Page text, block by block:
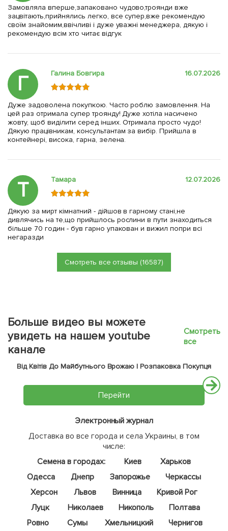
Замовляла вперше,запаковано чудово,троянди вже
зацвітають,прийнялись легко, все супер,вже рекомендую
своїм знайомим,ввічливі і дуже уважні менеджера, дякую і
рекомендую всім хто читає відгук
Г Галина Бовгира 16.07.2026
Дуже задоволена покупкою. Часто роблю замовлення. На
цей раз отримала супер троянду! Дуже хотіла насичено
жовту, щоб виділити серед інших. Отримала просто чудо!
Дякую працівникам, консультантам за вибір. Прийшла в
контейнері, висока, гарна, зелена.
Т Тамара 12.07.2026
Дякую за мирт кімнатний - дійшов в гарному стані,не
дивлячись на те,що прийшлось рослини в пути знаходиться
більше 70 годин - був гарно упакован и вижил попри всі
негаразди
Смотреть все отзывы (16587)
Больше видео вы можете
увидеть на нашем youtube
канале
Смотреть
все
Від Квітів До Майбутнього Врожаю | Розпаковка Покупця
Перейти
Электронный журнал
Доставка во все города и села Украины, в том
числе:
Семена в городах:
Киев
Харьков
Одесса
Днепр Запорожье
Черкассы
Херсон
Львов Винница
Кривой Рог
Луцк
Николаев Никополь
Полтава
Ровно
Сумы Хмельницкий
Чернигов